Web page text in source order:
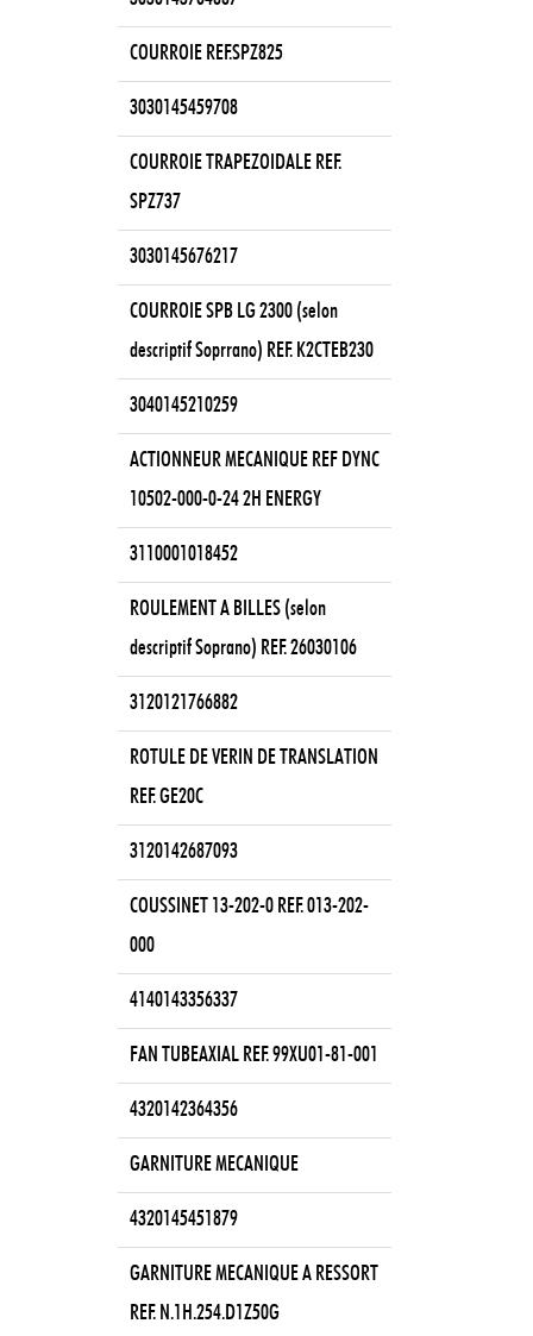
COURROIE REF.SPZ825
3030145459708
COURROIE TRAPEZOIDALE REF.
SPZ737
3030145676217
COURROIE SPB LG 2300 (selon
descriptif Soprrano) REF. K2CTEB230
3040145210259
ACTIONNEUR MECANIQUE REF DYNC
10502-000-0-24 2H ENERGY
3110001018452
ROULEMENT A BILLES (selon
descriptif Soprano) REF. 26030106
3120121766882
ROTULE DE VERIN DE TRANSLATION
REF. GE20C
3120142687093
COUSSINET 13-202-0 REF. 013-202-
000
4140143356337
FAN TUBEAXIAL REF. 99XU01-81-001
4320142364356
GARNITURE MECANIQUE
4320145451879
GARNITURE MECANIQUE A RESSORT
REF. N.1H.254.D1Z50G